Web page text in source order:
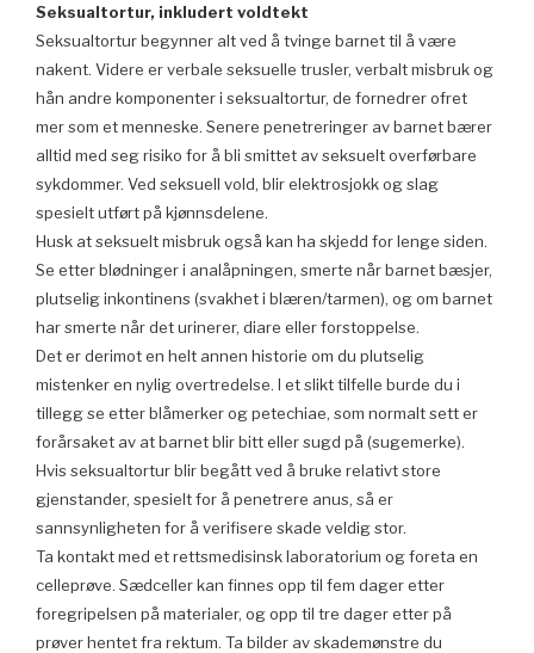
Seksualtortur, inkludert voldtekt
Seksualtortur begynner alt ved å tvinge barnet til å være
nakent. Videre er verbale seksuelle trusler, verbalt misbruk og
hån andre komponenter i seksualtortur, de fornedrer ofret
mer som et menneske. Senere penetreringer av barnet bærer
alltid med seg risiko for å bli smittet av seksuelt overførbare
sykdommer. Ved seksuell vold, blir elektrosjokk og slag
spesielt utført på kjønnsdelene.
Husk at seksuelt misbruk også kan ha skjedd for lenge siden.
Se etter blødninger i analåpningen, smerte når barnet bæsjer,
plutselig inkontinens (svakhet i blæren/tarmen), og om barnet
har smerte når det urinerer, diare eller forstoppelse.
Det er derimot en helt annen historie om du plutselig
mistenker en nylig overtredelse. I et slikt tilfelle burde du i
tillegg se etter blåmerker og petechiae, som normalt sett er
forårsaket av at barnet blir bitt eller sugd på (sugemerke).
Hvis seksualtortur blir begått ved å bruke relativt store
gjenstander, spesielt for å penetrere anus, så er
sannsynligheten for å verifisere skade veldig stor.
Ta kontakt med et rettsmedisinsk laboratorium og foreta en
celleprøve. Sædceller kan finnes opp til fem dager etter
foregripelsen på materialer, og opp til tre dager etter på
prøver hentet fra rektum. Ta bilder av skademønstre du